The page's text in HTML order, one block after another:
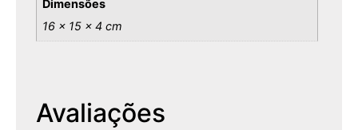
Dimensões
16 × 15 × 4 cm
Avaliações